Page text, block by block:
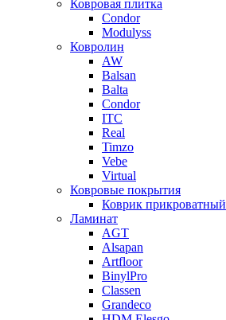
Ковровая плитка
Condor
Modulyss
Ковролин
AW
Balsan
Balta
Condor
ITC
Real
Timzo
Vebe
Virtual
Ковровые покрытия
Коврик прикроватный
Ламинат
AGT
Alsapan
Artfloor
BinylPro
Classen
Grandeco